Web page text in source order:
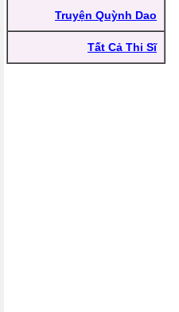
Truyện Quỳnh Dao
Tất Cả Thi Sĩ